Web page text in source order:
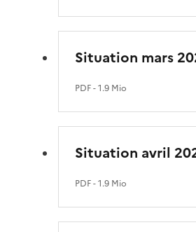
Situation mars
PDF- 1.9 Mio
Situation avril
PDF- 1.9 Mio